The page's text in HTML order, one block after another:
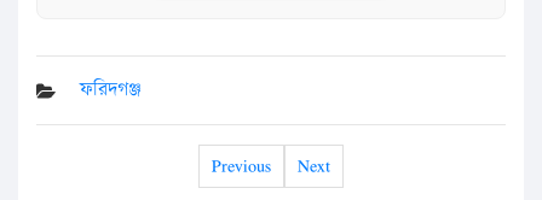
ফরিদগঞ্জ
Previous Next